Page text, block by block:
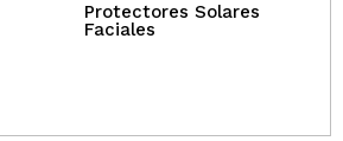
Protectores Solares
Faciales